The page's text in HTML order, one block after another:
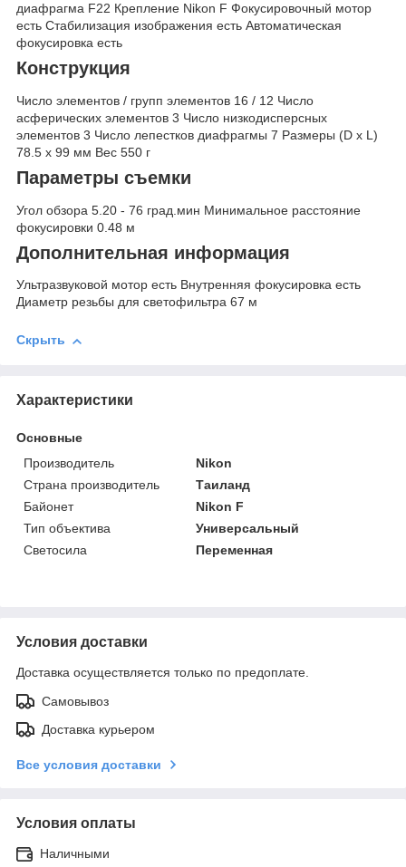
диафрагма F22 Крепление Nikon F Фокусировочный мотор
есть Стабилизация изображения есть Автоматическая
фокусировка есть
Конструкция
Число элементов / групп элементов 16 / 12 Число
асферических элементов 3 Число низкодисперсных
элементов 3 Число лепестков диафрагмы 7 Размеры (D x L)
78.5 x 99 мм Вес 550 г
Параметры съемки
Угол обзора 5.20 - 76 град.мин Минимальное расстояние
фокусировки 0.48 м
Дополнительная информация
Ультразвуковой мотор есть Внутренняя фокусировка есть
Диаметр резьбы для светофильтра 67 м
Скрыть
Характеристики
Основные
Производитель
Nikon
Страна производитель
Таиланд
Байонет
Nikon F
Тип объектива
Универсальный
Светосила
Переменная
Условия доставки
Доставка осуществляется только по предоплате.
Самовывоз
Доставка курьером
Все условия доставки
Условия оплаты
Наличными